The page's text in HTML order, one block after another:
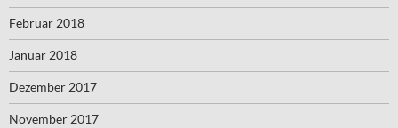
Februar 2018
Januar 2018
Dezember 2017
November 2017